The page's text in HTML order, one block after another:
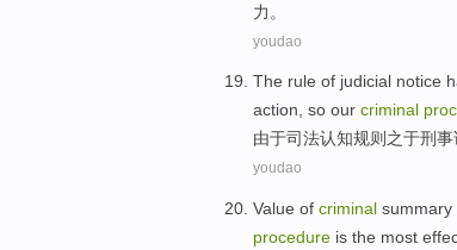
力 。
youdao
The rule of judicial notice
action, so our criminal
由于司法认知规则 之于刑事
youdao
Value of criminal summary
procedure is the most